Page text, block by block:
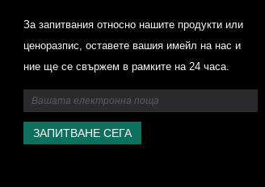
За запитвания относно нашите продукти или
ценоразпис, оставете вашия имейл на нас и
ние ще се свържем в рамките на 24 часа.